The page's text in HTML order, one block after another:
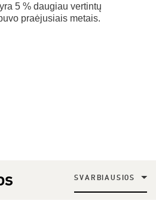
5 % daugiau vertintų
praėjusiais metais.
SVARBIAUSIOS